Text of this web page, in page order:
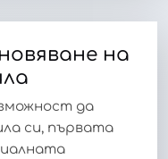
на
да
си, първата